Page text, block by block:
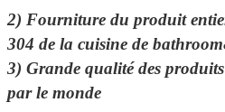
2) Fourniture du produit
304 de la cuisine de
3) Grande qualité des
par le monde